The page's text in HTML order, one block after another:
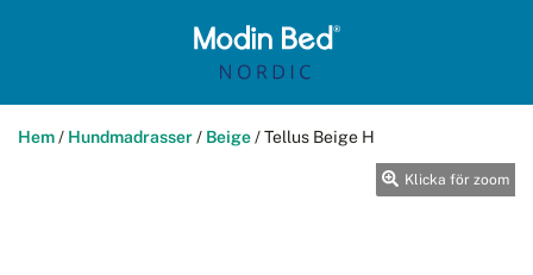
Hem/ Hundmadrasser/ Beige/Tellus Beige H
Klicka för zoom